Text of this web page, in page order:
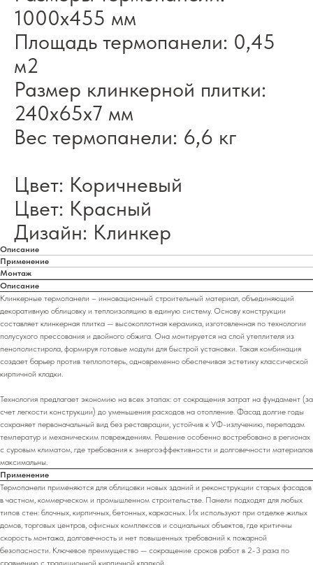
1000х455 мм
Площадь термопанели: 0,45
м2
Размер клинкерной плитки:
240х65х7 мм
Вес термопанели: 6,6 кг
Цвет: Коричневый
Цвет: Красный
Дизайн: Клинкер
Описание
Применение
Монтаж
Описание
Клинкерные термопанели – инновационный строительный материал, объединяющий
декоративную облицовку и теплоизоляцию в единую систему. Основу конструкции
составляет клинкерная плитка — высокоплотная керамика, изготовленная по технологии
полусухого прессования и двойного обжига. Она монтируется на слой утеплителя из
пенополистирола, формируя готовые модули для быстрой установки. Такая комбинация
создает барьер против теплопотерь, одновременно обеспечивая эстетику классической
кирпичной кладки.
Технология предлагает экономию на всех этапах: от сокращения затрат на фундамент (за
счет легкости конструкции) до уменьшения расходов на отопление. Фасад долгие годы
сохраняет первоначальный вид без реставрации, устойчив к УФ-излучению, перепадам
температур и механическим повреждениям. Решение особенно востребовано в регионах
с суровым климатом, где требования к энергоэффективности и долговечности материалов
максимальны.
Применение
Термопанели применяются для облицовки новых зданий и реконструкции старых фасадов
в частном, коммерческом и промышленном строительстве. Панели подходят для любых
типов стен: блочных, кирпичных, бетонных, каркасных. Их используют при отделке жилых
домов, торговых центров, офисных комплексов и социальных объектов, где критичны
скорость монтажа, долговечность и нет повышенных требований к пожарной
безопасности. Ключевое преимущество — сокращение сроков работ в 2-3 раза по
сравнению с традиционной кирпичной кладкой.